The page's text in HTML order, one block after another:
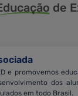
de
e promovemos
dos
em todo Brasil.